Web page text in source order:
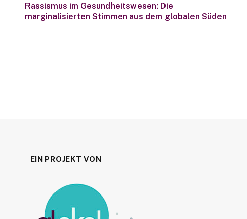
Rassismus im Gesundheitswesen: Die
marginalisierten Stimmen aus dem globalen Süden
EIN PROJEKT VON